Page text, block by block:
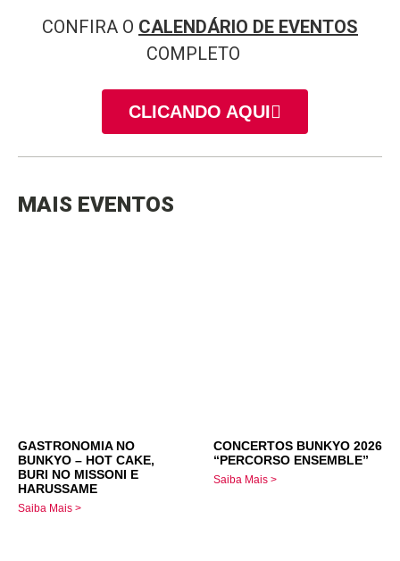
CONFIRA O CALENDÁRIO DE EVENTOS
COMPLETO
CLICANDO AQUI
MAIS EVENTOS
GASTRONOMIA NO
BUNKYO – HOT CAKE,
BURI NO MISSONI E
HARUSSAME
Saiba Mais >
CONCERTOS BUNKYO 2026
“PERCORSO ENSEMBLE”
Saiba Mais >